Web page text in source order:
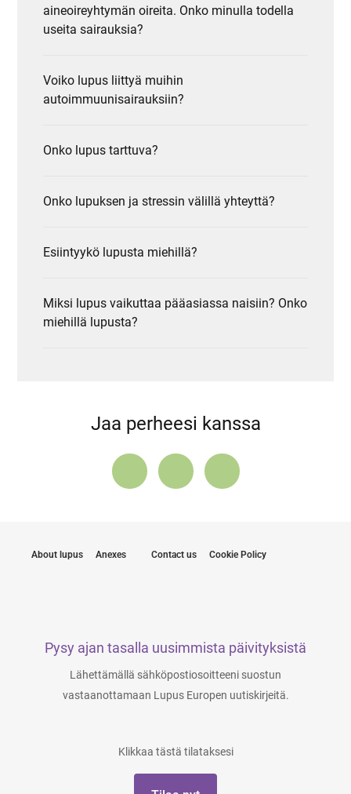
aineoireyhtymän oireita. Onko minulla todella
useita sairauksia?
Voiko lupus liittyä muihin
autoimmuunisairauksiin?
Onko lupus tarttuva?
Onko lupuksen ja stressin välillä yhteyttä?
Esiintyykö lupusta miehillä?
Miksi lupus vaikuttaa pääasiassa naisiin? Onko
miehillä lupusta?
Jaa perheesi kanssa
About lupus Anexes Contact us Cookie Policy
Pysy ajan tasalla uusimmista päivityksistä
Lähettämällä sähköpostiosoitteeni suostun
vastaanottamaan Lupus Europen uutiskirjeitä.
Klikkaa tästä tilataksesi